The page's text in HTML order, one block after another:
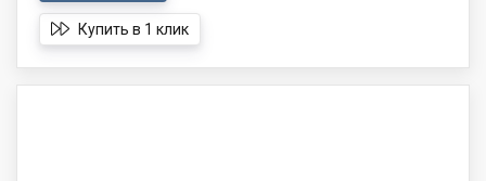
Купить в 1 клик